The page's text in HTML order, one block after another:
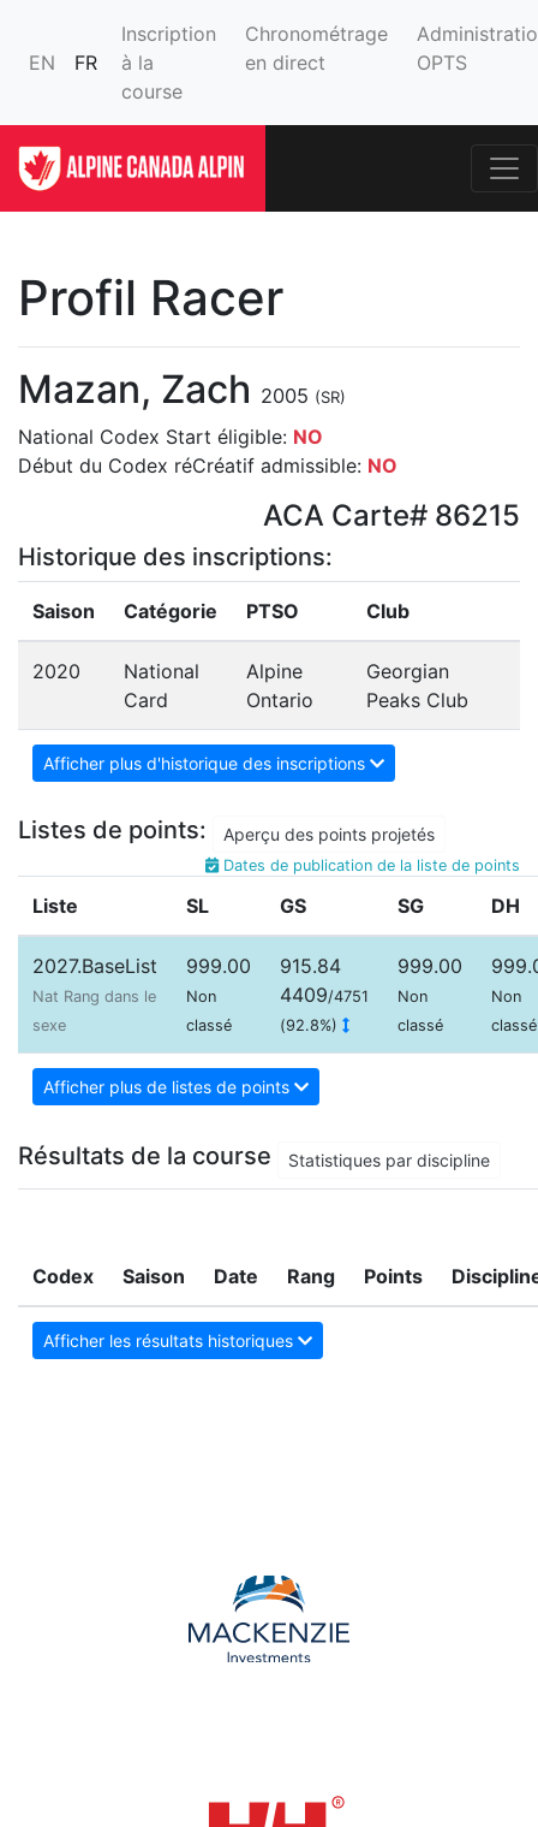
EN FR
Inscription
à la
course
Chronométrage
en direct
OPTS
Profil Racer
Mazan, Zach 2005 (SR)
National Codex Start éligible: NO
Début du Codex réCréatif admissible: NO
ACA Carte# 86215
Historique des inscriptions:
Saison Catégorie PTSO Club
2020
National
Card
Alpine
Ontario
Georgian
Peaks Club
Afficher plus d'historique des inscriptions
Listes de points: Aperçu des points projetés
Dates de publication de la liste de points
Liste SL GS SG DH
2027.BaseList
Nat Rang dans le
sexe
999.00
Non
classé
915.84
4409/4751
(92.8%)
999.00
Non
classé
Non
classé
Afficher plus de listes de points
Résultats de la course Statistiques par discipline
Codex Saison Date Rang Points
Afficher les résultats historiques